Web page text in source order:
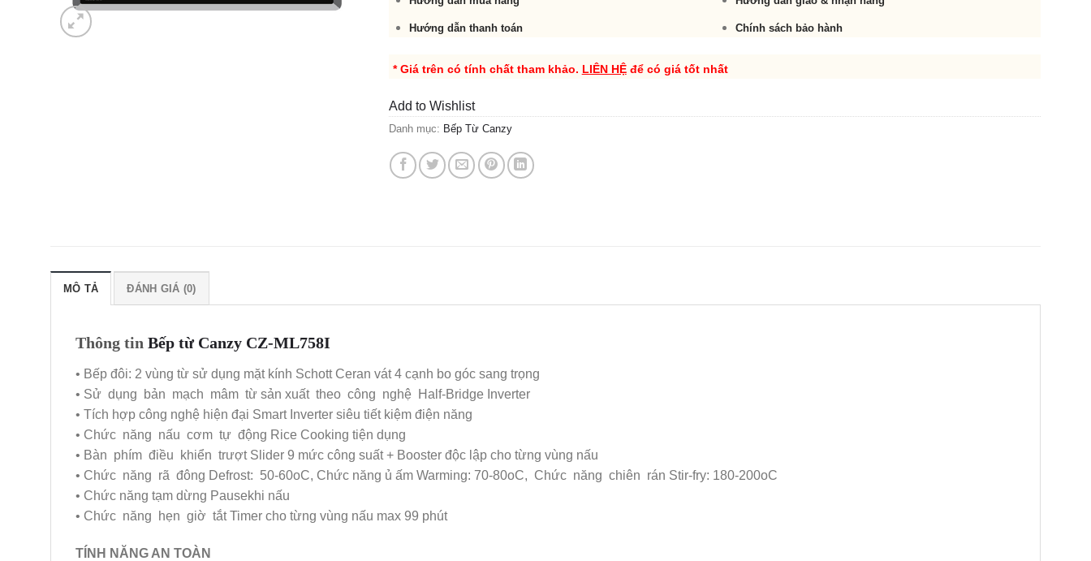
Hướng dẫn thanh toán Chính sách bảo hành
* Giá trên có tính chất tham khảo. LIÊN HỆđể có giá tốt nhất
Add to Wishlist
Danh mục: Bếp Từ Canzy
MÔ TẢ ĐÁNH GIÁ (0)
Thông tin Bếp từ Canzy CZ-ML758I
• Bếp đôi: 2 vùng từ sử dụng mặt kính Schott Ceran vát 4 cạnh bo góc sang trọng
• Sử dụng bản mạch mâm từ sản xuất theo công nghệ Half-Bridge Inverter
• Tích hợp công nghệ hiện đại Smart Inverter siêu tiết kiệm điện năng
• Chức năng nấu cơm tự động Rice Cooking tiện dụng
• Bàn phím điều khiển trượt Slider 9 mức công suất + Booster độc lập cho từng vùng nấu
• Chức năng rã đông Defrost: 50-60oC, Chức năng ủ ấm Warming: 70-80oC, Chức năng chiên rán Stir-fry: 180-200oC
• Chức năng tạm dừng Pausekhi nấu
• Chức năng hẹn giờ tắt Timer cho từng vùng nấu max 99 phút
TÍNH NĂNG AN TOÀN